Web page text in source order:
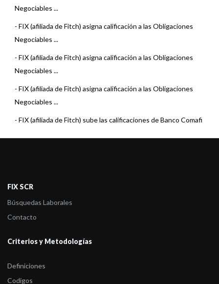
Negociables ...
- FIX (afiliada de Fitch) asigna calificación a las Obligaciones
Negociables ...
- FIX (afiliada de Fitch) asigna calificación a las Obligaciones
Negociables ...
- FIX (afiliada de Fitch) asigna calificación a las Obligaciones
Negociables ...
- FIX (afiliada de Fitch) sube las calificaciones de Banco Comafi
- FIX (afiliada de Fitch) asigna calificación a las Obligaciones
FIX (afiliada de Fitch) confirma las calificaciones de Banco
-FIX revisó a Estable la perspectiva de varias Entidades
FIX SCR
Búsquedas Laborales
Contacto
Criterios y Metodologías
Definiciones
Codigos